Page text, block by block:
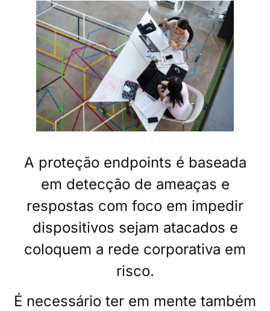
A proteção endpoints é baseada
em detecção de ameaças e
respostas com foco em impedir
dispositivos sejam atacados e
coloquem a rede corporativa em
risco.
É necessário ter em mente também